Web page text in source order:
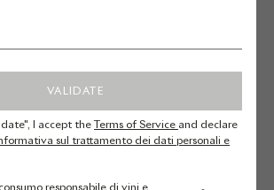
VALIDATE
I accept theTerms of Service and declare
sul trattamento dei dati personali e
responsabile di vini e
tessile, ha realizzato
in tessuto su misura,
per adattarsi alla bottiglia
in risalto l’intera creazione,